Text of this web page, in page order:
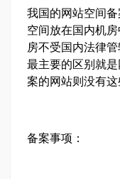
我国的网站空间
空间放在国内机
房不受国内法律
最主要的区别就
案的网站则没有这
备案事项：